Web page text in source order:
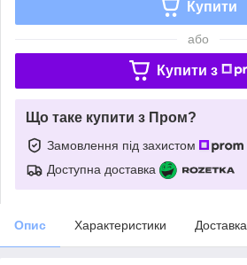
Купити
або
Купити з
Що таке купити з Пром?
Замовлення під захистом
Доступна доставка
Опис Характеристики Доставка